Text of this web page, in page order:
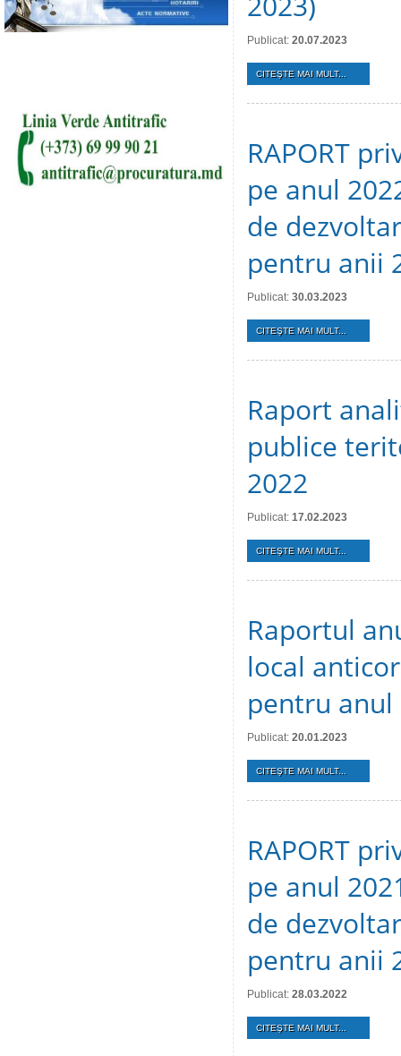
Publicat: 20.07.2023
CITEŞTE MAI MULT...
RAPORT
pe anul
de
pentru anii
Publicat: 30.03.2023
CITEŞTE MAI MULT...
Raport
publice
2022
Publicat: 17.02.2023
CITEŞTE MAI MULT...
Raportul
local
pentru anul
Publicat: 20.01.2023
CITEŞTE MAI MULT...
RAPORT
pe anul
de
pentru anii
Publicat: 28.03.2022
CITEŞTE MAI MULT...